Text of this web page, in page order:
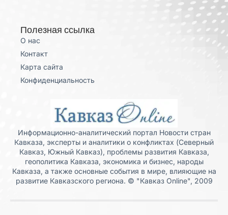
Полезная ссылка
О нас
Контакт
Карта сайта
Конфиденциальность
Информационно-аналитический портал Новости стран
Кавказа, эксперты и аналитики о конфликтах (Северный
Кавказ, Южный Кавказ), проблемы развития Кавказа,
геополитика Кавказа, экономика и бизнес, народы
Кавказа, а также основные события в мире, влияющие на
развитие Кавказского региона. © "Кавказ Online", 2009